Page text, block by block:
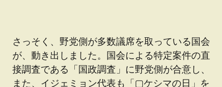
さっそく、野党側が多数議席を取っている国会
が、動き出しました。国会による特定案件の直
接調査である「国政調査」に野党側が合意し、
また、イジェミョン代表も「▢ケシマの日」を